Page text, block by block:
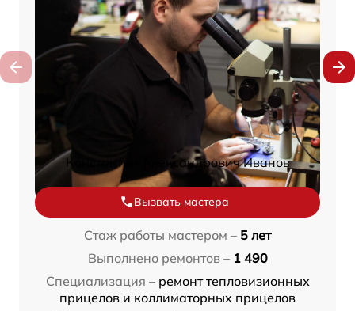
Константин Александрович Иванов
Вызвать мастера
Стаж работы мастером – 5 лет
Выполнено ремонтов – 1 490
Специализация – ремонт тепловизионных
прицелов и коллиматорных прицелов